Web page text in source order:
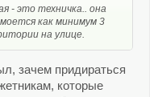
- это техничка.. она
как минимум 3
на улице.
зачем придираться
которые